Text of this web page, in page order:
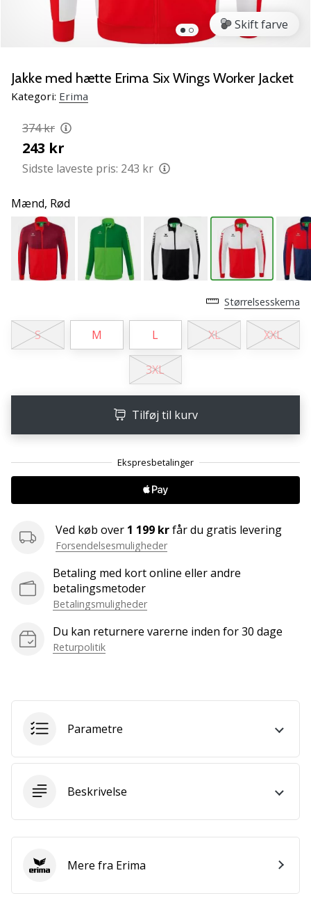
Weplayvolleyball
ambassadør
du
den
hobby
som
os?
Så
os
løbe
sammen.
11. 8. 2022
Weplayvolleyball
affiliate
egen
blog,
administrerer
en
Facebook-
side
diskussionsforum?
Lad
dem
Bliv
en
Vis alle
artikler
Skift farve
Jakke med hætte Erima Six Wings Worker Jacket
Kategori: Erima
374 kr
243 kr
Sidste laveste pris: 243 kr
Mænd, Rød
Størrelsesskema
S M L XL XXL
3XL
Tilføj til kurv
Ved køb over 1 199 krfår du gratis levering
Forsendelsesmuligheder
Betaling med kort online eller andre
betalingsmetoder
Betalingsmuligheder
Du kan returnere varerne inden for 30 dage
Returpolitik
Parametre
Beskrivelse
ErimaMere fra Erima